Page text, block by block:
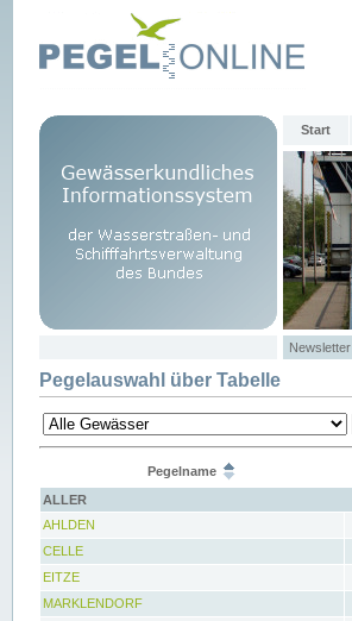
Start
Newsletter
Pegelauswahl über Tabelle
Pegelname
ALLER
AHLDEN
CELLE
EITZE
MARKLENDORF